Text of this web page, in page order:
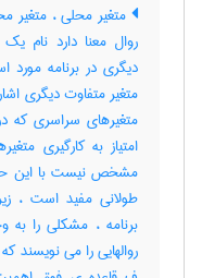
متغیر محلی ، متغیر
روال معنا دارد نام
دیگری در برنامه مورد
متغیر متفاوت دیگری
متغیرهای سراسری که
امتیاز به کارگیری
مشخص نیست با این حال
طولانی مفید است ،
برنامه ، مشکلی را به
روالهایی را می نویسند